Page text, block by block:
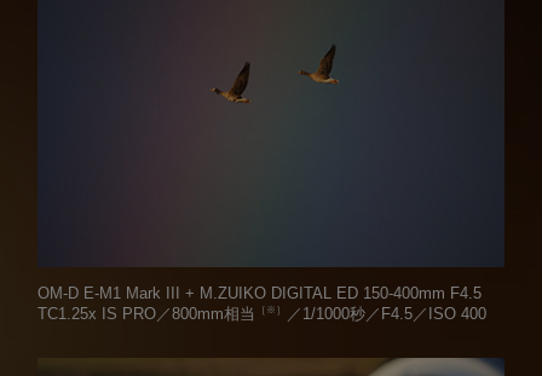
OM-D E-M1 Mark III + M.ZUIKO DIGITAL ED 150-400mm F4.5
TC1.25x IS PRO／800mm相当
［※］ ／1/1000秒／F4.5／ISO 400